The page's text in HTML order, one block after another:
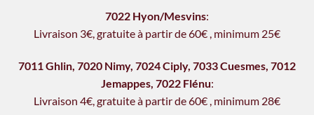
7022 Hyon/Mesvins:
Livraison 3€, gratuite à partir de 60€ , minimum 25€
7011 Ghlin, 7020 Nimy, 7024 Ciply, 7033 Cuesmes, 7012
Jemappes, 7022 Flénu:
Livraison 4€, gratuite à partir de 60€ , minimum 28€